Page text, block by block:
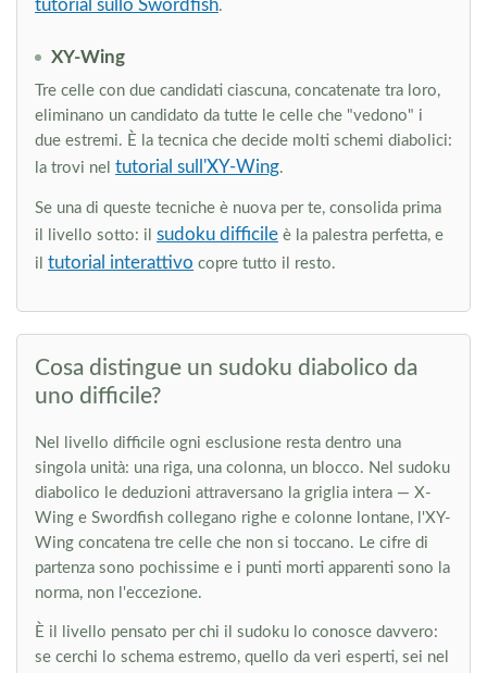
tutorial sullo Swordfish.
XY-Wing
Tre celle con due candidati ciascuna, concatenate tra loro,
eliminano un candidato da tutte le celle che "vedono" i
due estremi. È la tecnica che decide molti schemi diabolici:
la trovi nel tutorial sull'XY-Wing.
Se una di queste tecniche è nuova per te, consolida prima
il livello sotto: il sudoku difficile è la palestra perfetta, e
il tutorial interattivo copre tutto il resto.
Cosa distingue un sudoku diabolico da
uno difficile?
Nel livello difficile ogni esclusione resta dentro una
singola unità: una riga, una colonna, un blocco. Nel sudoku
diabolico le deduzioni attraversano la griglia intera — X-
Wing e Swordfish collegano righe e colonne lontane, l'XY-
Wing concatena tre celle che non si toccano. Le cifre di
partenza sono pochissime e i punti morti apparenti sono la
norma, non l'eccezione.
È il livello pensato per chi il sudoku lo conosce davvero:
se cerchi lo schema estremo, quello da veri esperti, sei nel